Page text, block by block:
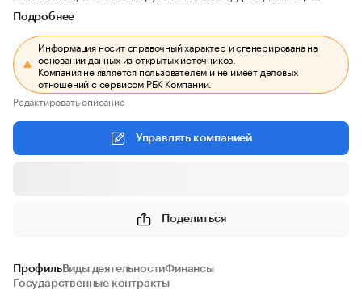
Подробнее
Информация носит справочный характер и сгенерирована на
основании данных из открытых источников.
Компания не является пользователем и не имеет деловых
отношений с сервисом РБК Компании.
Редактировать описание
Управлять компанией
Поделиться
ПрофильВиды деятельностиФинансы
Государственные контракты